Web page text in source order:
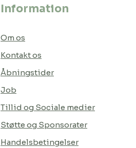
Information
Om os
Kontakt os
Åbningstider
Job
Tillid og Sociale medier
Støtte og Sponsorater
Handelsbetingelser